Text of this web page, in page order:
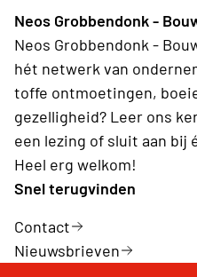
Neos Grobbendonk -
Neos Grobbendonk -
hét netwerk van
toffe ontmoetingen,
gezelligheid? Leer ons
een lezing of sluit aan bij
Heel erg welkom!
Snel terugvinden
Contact
Nieuwsbrieven